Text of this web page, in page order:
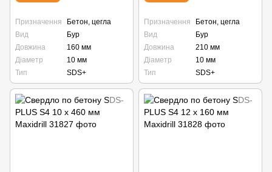
Призначення
Бетон, цегла
Вид
Бур
Довжина
160 мм
Діаметр
10 мм
Тип
SDS+
Призначення
Бетон, цегла
Вид
Бур
Довжина
210 мм
Діаметр
10 мм
Тип
SDS+